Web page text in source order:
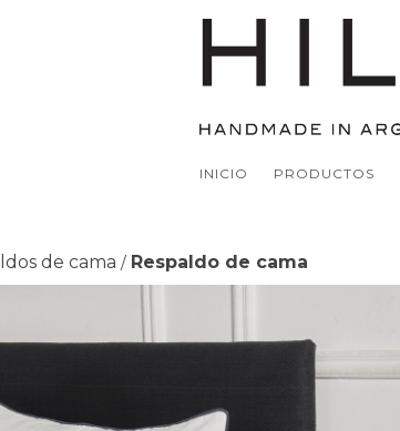
INICIO PRODUCTOS
de cama / Respaldo de cama